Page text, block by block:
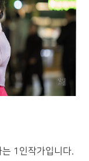
1인작가입니다.